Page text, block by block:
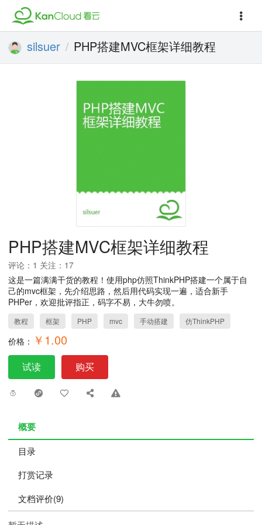
silsuer / PHP搭建MVC框架详细教程
PHP搭建MVC框架详细教程
评论：1 关注：17
这是一篇满满干货的教程！使用php仿照ThinkPHP搭建一个属于自
己的mvc框架，先介绍思路，然后用代码实现一遍，适合新手
PHPer，欢迎批评指正，码字不易，大牛勿喷。
教程 框架 PHP mvc 手动搭建 仿ThinkPHP
价格： ￥1.00
试读 购买
概要
目录
打赏记录
文档评价(9)